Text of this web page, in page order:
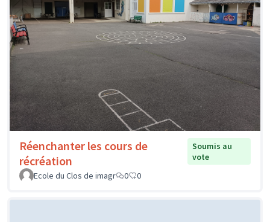
Réenchanter les cours de
récréation
Soumis au
vote
Ecole du Clos de imagr
0 0